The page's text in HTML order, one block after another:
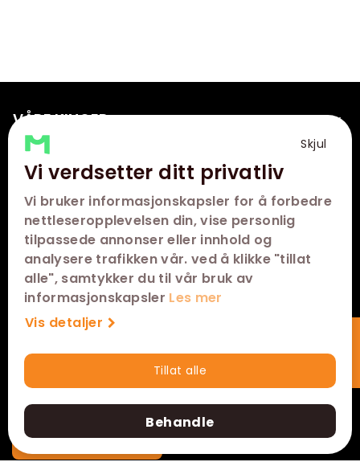
Skjul
Vi verdsetter ditt privatliv
Vi bruker informasjonskapsler for å forbedre
nettleseropplevelsen din, vise personlig
tilpassede annonser eller innhold og
analysere trafikken vår. ved å klikke "tillat
alle", samtykker du til vår bruk av
informasjonskapsler Les mer
Vis detaljer
Tillat alle
Behandle
VÅRE KINOER
SNARVEIER
KONTAKT
FØLG OSS